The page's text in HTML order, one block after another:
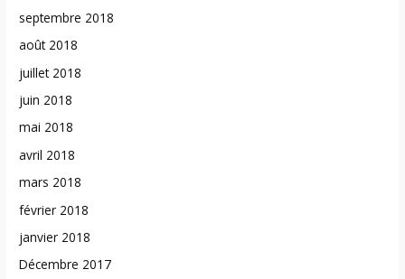
septembre 2018
août 2018
juillet 2018
juin 2018
mai 2018
avril 2018
mars 2018
février 2018
janvier 2018
Décembre 2017